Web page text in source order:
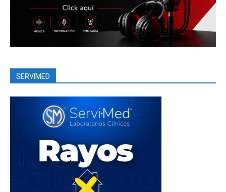
SERVIMED